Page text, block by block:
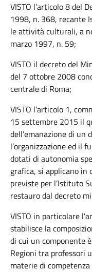
VISTO l’articolo 8 del
1998, n. 368, recante
le attività culturali, a
marzo 1997, n. 59;
VISTO il decreto del
del 7 ottobre 2008
centrale di Roma;
VISTO l’articolo 1,
15 settembre 2015 il
dell’emanazione di
l’organizzazione ed il
dotati di autonomia
grafica, si applicano in
previste per l’Istituto
restauro dal decreto
VISTO in particolare
stabilisce la
di cui un componente
Regioni tra professori
materie di